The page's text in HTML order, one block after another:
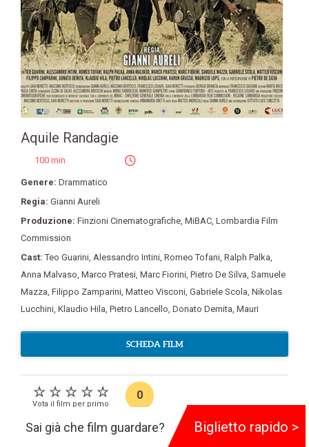
Aquile Randagie
100 min
Genere: Drammatico
Regia: Gianni Aureli
Produzione: Finzioni Cinematografiche MiBAC Lombardia Film
Commission
Cast:Teo Guarini Alessandro Intini Romeo Tofani Ralph Palka
Anna Malvaso Marco Pratesi Marc Fiorini Pietro De Silva Samuele
Mazza Filippo Zamparini Matteo Visconi Gabriele Scola Nikolas
Lucchini Klaudio Hila Pietro Lancello Donato Demita Mauri
SCHEDA FILM
Vota il film per primo
0
Sai già che film guardare? Biglietto rapido >